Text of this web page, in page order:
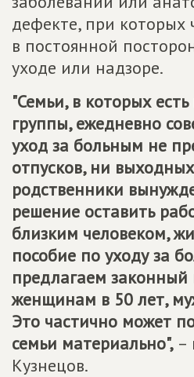
дефекте, при которых
в постоянной
уходе или надзоре.
"Семьи, в которых
группы, ежедневно
уход за больным не
отпусков, ни
родственники
решение оставить
близким человеком,
пособие по уходу за
предлагаем
женщинам в 50 лет,
Это частично может
семьи материально", –
Кузнецов.